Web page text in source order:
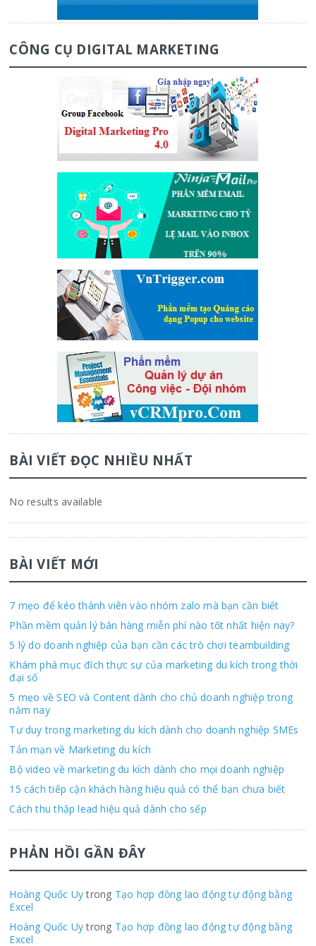
CÔNG CỤ DIGITAL MARKETING
BÀI VIẾT ĐỌC NHIỀU NHẤT
No results available
BÀI VIẾT MỚI
7 mẹo để kéo thành viên vào nhóm zalo mà bạn cần biết
Phần mềm quản lý bán hàng miễn phí nào tốt nhất hiện nay?
5 lý do doanh nghiệp của bạn cần các trò chơi teambuilding
Khám phá mục đích thực sự của marketing du kích trong thời
đại số
5 mẹo về SEO và Content dành cho chủ doanh nghiệp trong
năm nay
Tư duy trong marketing du kích dành cho doanh nghiệp SMEs
Tản mạn về Marketing du kích
Bộ video về marketing du kích dành cho mọi doanh nghiệp
15 cách tiếp cận khách hàng hiệu quả có thể bạn chưa biết
Cách thu thập lead hiệu quả dành cho sếp
PHẢN HỒI GẦN ĐÂY
Hoàng Quốc Uytrong Tạo hợp đồng lao động tự động bằng
Excel
Hoàng Quốc Uytrong Tạo hợp đồng lao động tự động bằng
Excel